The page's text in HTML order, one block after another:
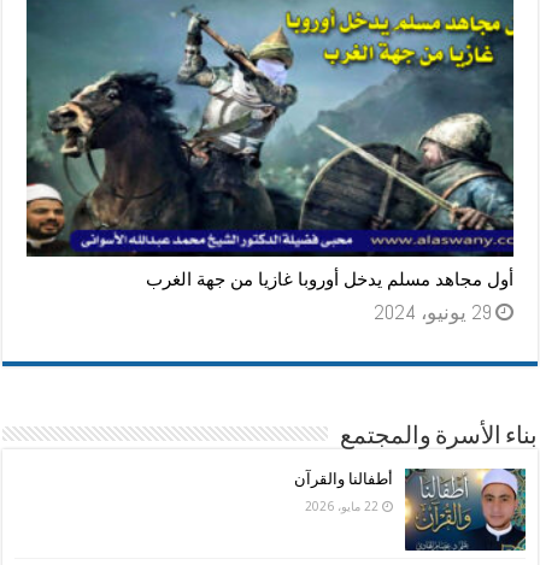
أول مجاهد مسلم يدخل أوروبا غازيا من جهة الغرب
29 يونيو، 2024
بناء الأسرة والمجتمع
أطفالنا والقرآن
22 مايو، 2026